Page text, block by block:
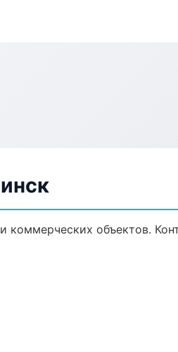
коммерческих объектов.